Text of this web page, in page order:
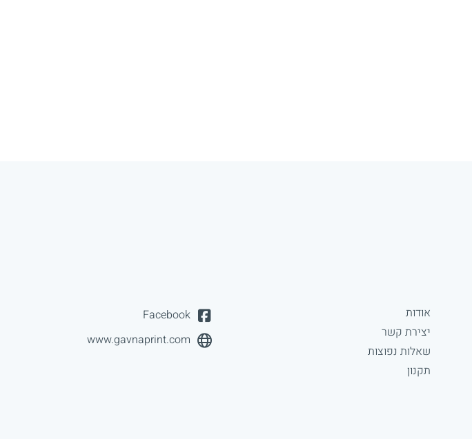
אודות
יצירת קשר
שאלות נפוצות
תקנון
Facebook
www.gavnaprint.com